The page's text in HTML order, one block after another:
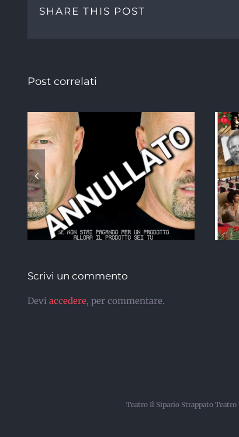
SHARE THIS POST
Post correlati
Scrivi un commento
Devi accedere, per commentare.
Teatro Il Sipario Strappato Teatro